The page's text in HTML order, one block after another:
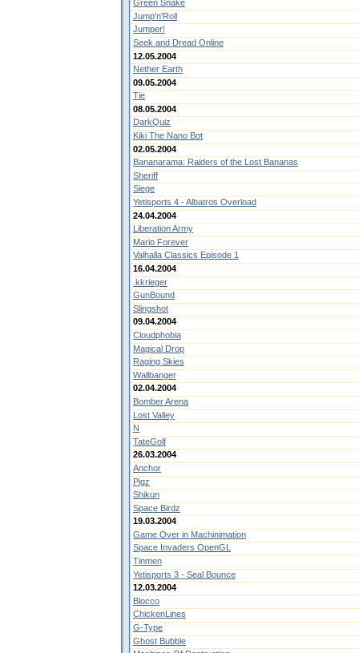
Green Snake
Jump'n'Roll
Jumper!
Seek and Dread Online
12.05.2004
Nether Earth
09.05.2004
Tie
08.05.2004
DarkQuiz
Kiki The Nano Bot
02.05.2004
Bananarama: Raiders of the Lost Bananas
Sheriff
Siege
Yetisports 4 - Albatros Overload
24.04.2004
Liberation Army
Mario Forever
Valhalla Classics Episode 1
16.04.2004
.kkrieger
GunBound
Slingshot
09.04.2004
Cloudphobia
Magical Drop
Raging Skies
Wallbanger
02.04.2004
Bomber Arena
Lost Valley
N
TateGolf
26.03.2004
Anchor
Pigz
Shikun
Space Birdz
19.03.2004
Game Over in Machinimation
Space Invaders OpenGL
Tinmen
Yetisports 3 - Seal Bounce
12.03.2004
Blocco
ChickenLines
G-Type
Ghost Bubble